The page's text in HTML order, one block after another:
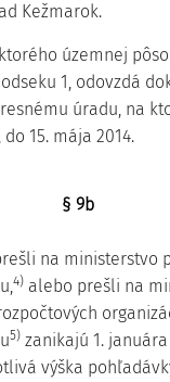
Kežmarok.
územnej
1, odovzdá
úradu, na
15. mája 2014.
§ 9b
na ministerstvo
4) alebo prešli na
5) zanikajú 1.
výška